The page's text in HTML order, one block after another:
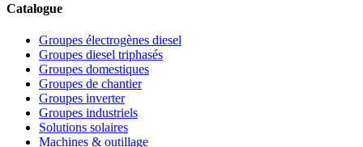
Catalogue
Groupes électrogènes diesel
Groupes diesel triphasés
Groupes domestiques
Groupes de chantier
Groupes inverter
Groupes industriels
Solutions solaires
Machines & outillage